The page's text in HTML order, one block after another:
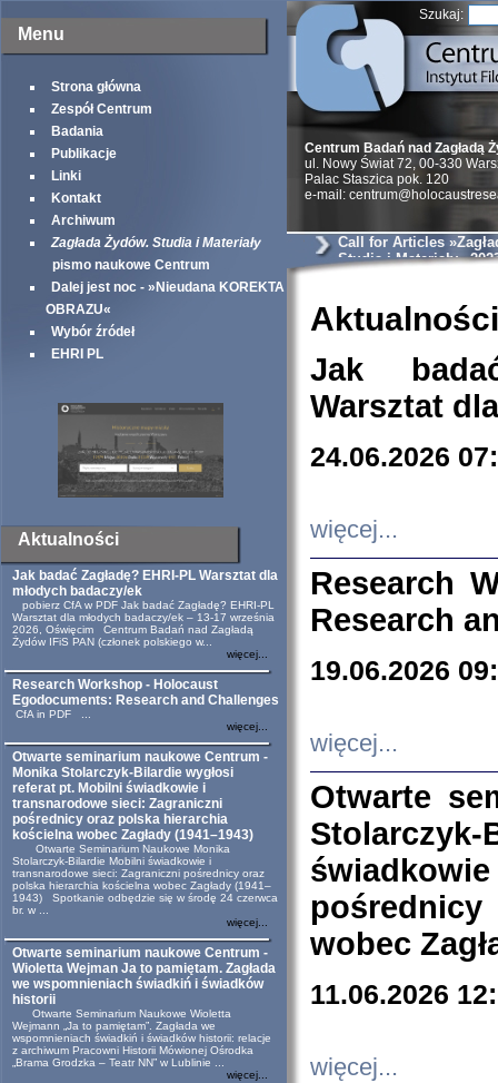
Menu
Strona główna
Zespół Centrum
Badania
Publikacje
Linki
Kontakt
Archiwum
Zagłada Żydów. Studia i Materiały
pismo naukowe Centrum
Dalej jest noc - »Nieudana KOREKTA
OBRAZU«
Wybór źródeł
EHRI PL
Aktualności
Jak badać Zagładę? EHRI-PL Warsztat dla
młodych badaczy/ek
pobierz CfA w PDF Jak badać Zagładę? EHRI-PL
Warsztat dla młodych badaczy/ek – 13-17 września
2026, Oświęcim Centrum Badań nad Zagładą
Żydów IFiS PAN (członek polskiego w...
więcej...
Research Workshop - Holocaust
Egodocuments: Research and Challenges
CfA in PDF ...
więcej...
Otwarte seminarium naukowe Centrum -
Monika Stolarczyk-Bilardie wygłosi
referat pt. Mobilni świadkowie i
transnarodowe sieci: Zagraniczni
pośrednicy oraz polska hierarchia
kościelna wobec Zagłady (1941–1943)
Otwarte Seminarium Naukowe Monika
Stolarczyk-Bilardie Mobilni świadkowie i
transnarodowe sieci: Zagraniczni pośrednicy oraz
polska hierarchia kościelna wobec Zagłady (1941–
1943) Spotkanie odbędzie się w środę 24 czerwca
br. w ...
więcej...
Otwarte seminarium naukowe Centrum -
Wioletta Wejman Ja to pamiętam. Zagłada
we wspomnieniach świadkiń i świadków
historii
Otwarte Seminarium Naukowe Wioletta
Wejmann „Ja to pamiętam”. Zagłada we
wspomnieniach świadkiń i świadków historii: relacje
z archiwum Pracowni Historii Mówionej Ośrodka
„Brama Grodzka – Teatr NN” w Lublinie ...
więcej...
Szukaj:
Centrum Badań nad Zagładą
ul. Nowy Świat 72, 00-330
Palac Staszica pok. 120
e-mail:
Call for Articles
Studia i Materiały«
Aktualności
Jak
Warsztat
24.06.2026
więcej...
Research
Research
19.06.2026
więcej...
Otwarte
wobec
11.06.2026
więcej...